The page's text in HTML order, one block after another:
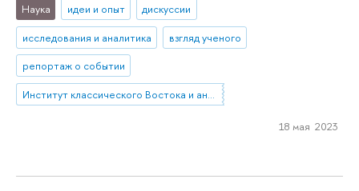
Наука идеи и опыт
дискуссии
исследования и аналитика
взгляд ученого
репортаж о событии
Институт классического Востока и античности
18 мая 2023